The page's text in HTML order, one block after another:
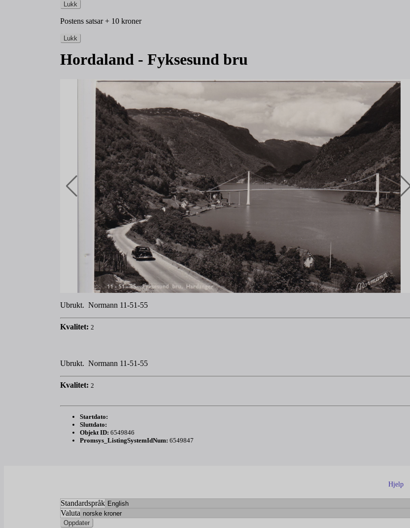
Lukk
Postens satsar + 10 kroner
Lukk
Hordaland - Fyksesund bru
Ubrukt. Normann 11-51-55
Kvalitet: 2
Ubrukt. Normann 11-51-55
Kvalitet: 2
Startdato:
Sluttdato:
Objekt ID: 6549846
Promsys_ListingSystemIdNum: 6549847
Hjelp
Standardspråk
Valuta